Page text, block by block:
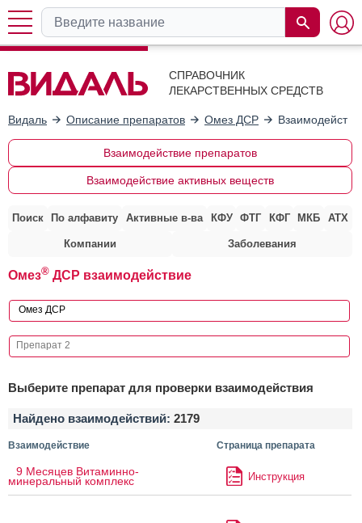
СПРАВОЧНИК
ЛЕКАРСТВЕННЫХ СРЕДСТВ
Видаль Описание препаратов Омез ДСР
Взаимодействие препаратов
Взаимодействие активных веществ
Поиск По алфавиту Активные в-ва КФУ ФТГ КФГ МКБ АТХ
Компании Заболевания
Омез® ДСР взаимодействие
Выберите препарат для проверки взаимодействия
Найдено взаимодействий: 2179
Взаимодействие Страница препарата
9 Месяцев Витаминно-
минеральный комплекс Инструкция